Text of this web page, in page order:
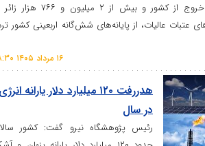
سفر‌های رفت و به‌منظور خروج از کشور و بیش از ۲ میلیون و ۷۶۶ هزار زائر در
پایانه‌های شش‌گانه اربعینی کشور تردد
هدررفت ۱۲۰ میلیارد دلار یارانه انرژی
سال
پژوهشگاه نیرو گفت: کشور سالانه